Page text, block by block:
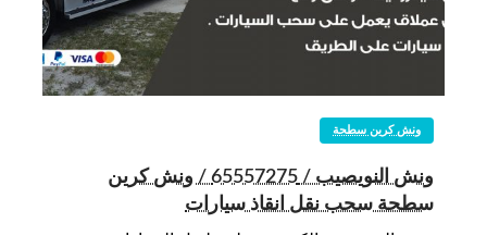
ونش كرين سطحة
ونش النويصيب / 65557275 / ونش كرين
سطحة سحب نقل انقاذ سيارات